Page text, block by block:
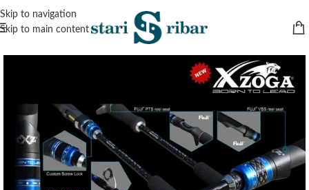
Skip to navigation
Skip to main content